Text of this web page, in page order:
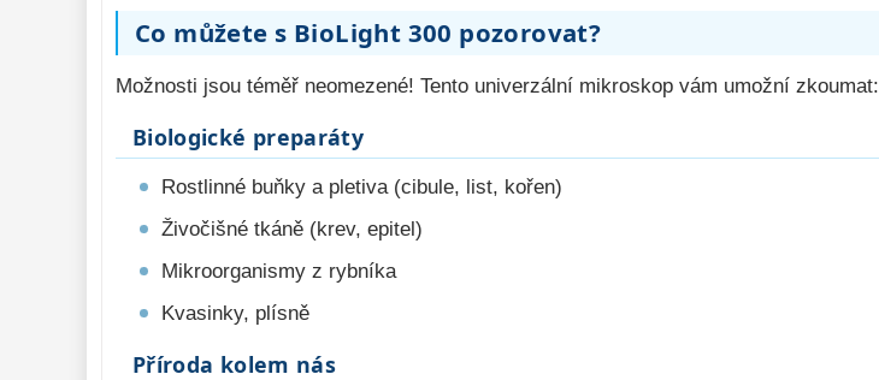
Co můžete s BioLight 300 pozorovat?
Možnosti jsou téměř neomezené! Tento univerzální mikroskop vám umožní zkoumat:
Biologické preparáty
Rostlinné buňky a pletiva (cibule, list, kořen)
Živočišné tkáně (krev, epitel)
Mikroorganismy z rybníka
Kvasinky, plísně
Příroda kolem nás